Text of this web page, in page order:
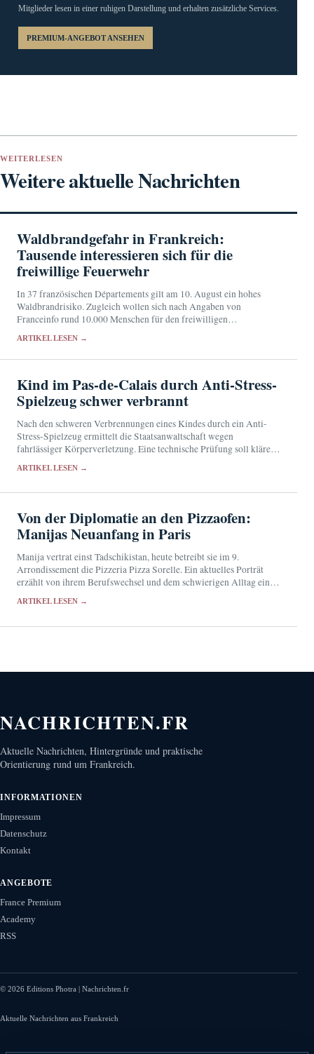
Mitglieder lesen in einer ruhigen Darstellung und erhalten zusätzliche Services.
PREMIUM-ANGEBOT ANSEHEN
WEITERLESEN
Weitere aktuelle Nachrichten
Waldbrandgefahr in Frankreich:
Tausende interessieren sich für die
freiwillige Feuerwehr
In 37 französischen Départements gilt am 10. August ein hohes
Waldbrandrisiko. Zugleich wollen sich nach Angaben von
Franceinfo rund 10.000 Menschen für den freiwilligen
ARTIKEL LESEN →
Kind im Pas-de-Calais durch Anti-Stress-
Spielzeug schwer verbrannt
Nach den schweren Verbrennungen eines Kindes durch ein Anti-
Stress-Spielzeug ermittelt die Staatsanwaltschaft wegen
fahrlässiger Körperverletzung. Eine technische Prüfung soll klären,
ARTIKEL LESEN →
Von der Diplomatie an den Pizzaofen:
Manijas Neuanfang in Paris
Manija vertrat einst Tadschikistan, heute betreibt sie im 9.
Arrondissement die Pizzeria Pizza Sorelle. Ein aktuelles Porträt
erzählt von ihrem Berufswechsel und dem schwierigen Alltag eines
ARTIKEL LESEN →
NACHRICHTEN.FR
Aktuelle Nachrichten, Hintergründe und praktische
Orientierung rund um Frankreich.
INFORMATIONEN
Impressum
Datenschutz
Kontakt
ANGEBOTE
France Premium
Academy
RSS
© 2026 Editions Photra | Nachrichten.fr
Aktuelle Nachrichten aus Frankreich